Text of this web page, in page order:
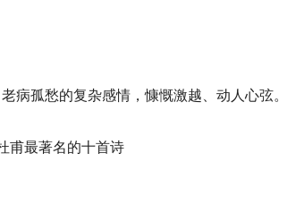
病孤愁的复杂感情，慷慨激越、动人心弦。